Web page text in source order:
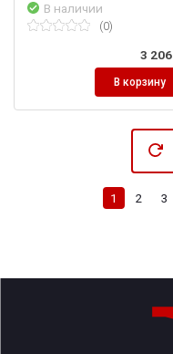
В наличии
(0)
3 206
В корзину
1 2 3